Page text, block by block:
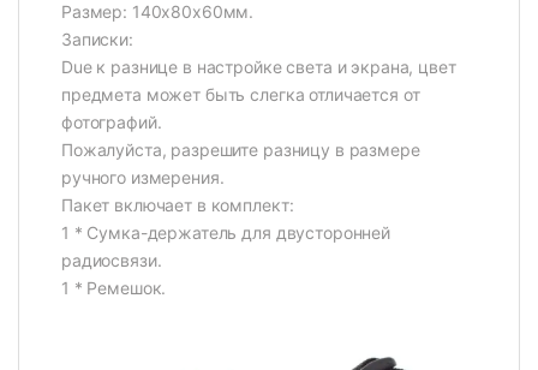
Размер: 140х80х60мм.
Записки:
Due к разнице в настройке света и экрана, цвет
предмета может быть слегка отличается от
фотографий.
Пожалуйста, разрешите разницу в размере
ручного измерения.
Пакет включает в комплект:
1 * Сумка-держатель для двусторонней
радиосвязи.
1 * Ремешок.